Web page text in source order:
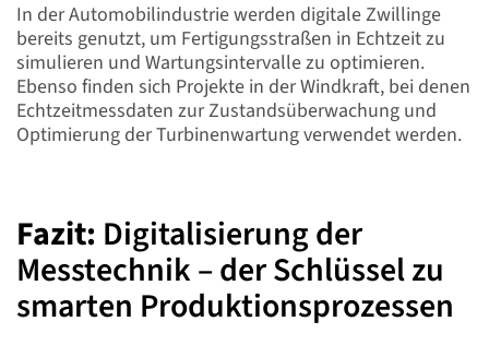
In der Automobilindustrie werden digitale Zwillinge
bereits genutzt, um Fertigungsstraßen in Echtzeit zu
simulieren und Wartungsintervalle zu optimieren.
Ebenso finden sich Projekte in der Windkraft, bei denen
Echtzeitmessdaten zur Zustandsüberwachung und
Optimierung der Turbinenwartung verwendet werden.
Fazit: Digitalisierung der
Messtechnik – der Schlüssel zu
smarten Produktionsprozessen